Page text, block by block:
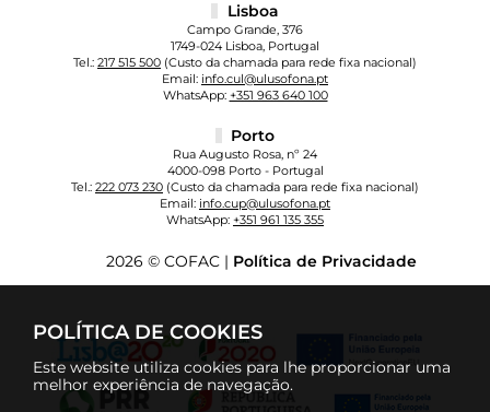
POLÍTICA DE COOKIES
Este website utiliza cookies para lhe proporcionar uma
melhor experiência de navegação.
Lisboa
Campo Grande, 376
1749-024 Lisboa, Portugal
Tel.: 217 515 500 (Custo da chamada para rede fixa nacional)
Email: info.cul@ulusofona.pt
WhatsApp: +351 963 640 100
Porto
Rua Augusto Rosa, nº 24
4000-098 Porto - Portugal
Tel.: 222 073 230 (Custo da chamada para rede fixa nacional)
Email: info.cup@ulusofona.pt
WhatsApp: +351 961 135 355
2026 © COFAC | Política de Privacidade